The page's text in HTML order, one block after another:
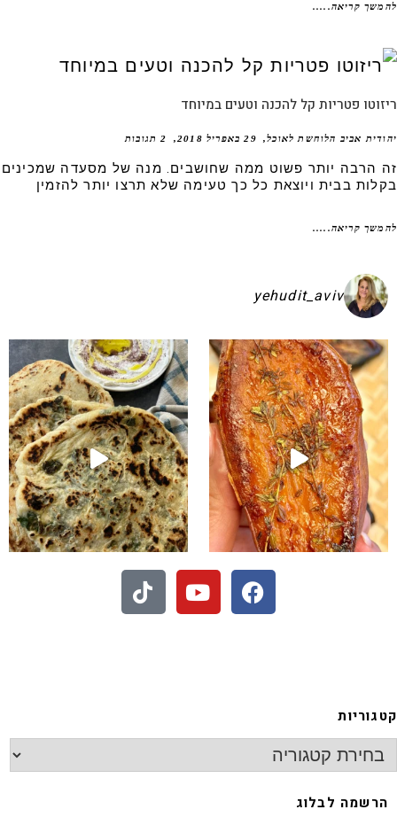
קריאה.....
פטריות קל להכנה וטעים במיוחד
אביב הלוחשת לאוכל 29 באפריל 2018 2 תגובות
הרבה יותר פשוט ממה שחושבים. מנה של מסעדה שמכינים
בבית ויוצאת כל כך טעימה שלא תרצו יותר להזמין
קריאה.....
yehudit_aviv
בפיתות היסטריות
חיתוכיות ריבה וקוקוס
לבלוג